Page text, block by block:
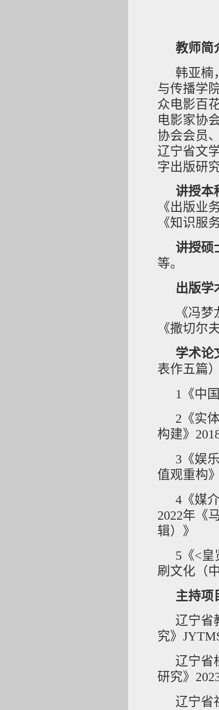
教师简
韩亚楠
与传播学
众电影百
电影家协
协会会员
辽宁省文
字出版研
讲授本
《出版业
《知识服
讲授硕
等。
出版学
《冯
《撒切尔
学术论
表作五篇
1《中
2《实
构建》
3《娱
值观重构
4《媒
2022年《
辑）》
5《<皇
刷文化（
主持项
辽宁省
究》
辽宁省
研究》
辽宁省